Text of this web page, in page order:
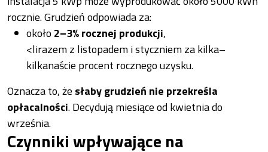
rocznie. Grudzień odpowiada za:
około 2–3% rocznej produkcji,
<lirazem z listopadem i styczniem za kilka–
kilkanaście procent rocznego uzysku.
Oznacza to, że słaby grudzień nie przekreśla
opłacalności. Decydują miesiące od kwietnia do
września.
Czynniki wpływające na